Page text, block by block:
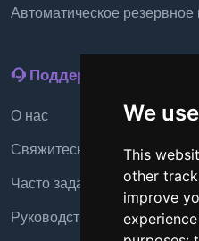
We
This
other
improve
Автоматическое
Поддержка
О нас
Свяжитесь с нами
Часто задаваемые вопросы
Руководство